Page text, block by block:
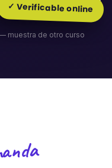
✓ Verificable online
muestra de otro curso